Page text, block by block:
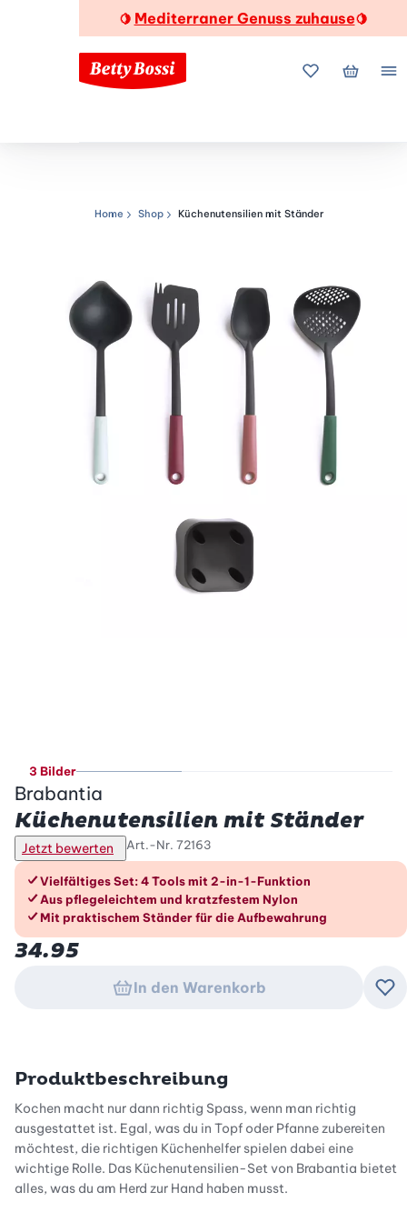
🍋 Mediterraner Genuss zuhause🍋
MeineMein
Navigationspfad
Home Shop Küchenutensilien mit Ständer
3 Bilder
Brabantia
Küchenutensilien mit Ständer
Jetzt bewerten Art.-Nr. 72163
Die Vorteile im Überblick
Vielfältiges Set: 4 Tools mit 2-in-1-Funktion
Aus pflegeleichtem und kratzfestem Nylon
Mit praktischem Ständer für die Aufbewahrung
34.95
In den Warenkorb
Produktbeschreibung
Kochen macht nur dann richtig Spass, wenn man richtig
ausgestattet ist. Egal, was du in Topf oder Pfanne zubereiten
möchtest, die richtigen Küchenhelfer spielen dabei eine
wichtige Rolle. Das Küchenutensilien-Set von Brabantia bietet
alles, was du am Herd zur Hand haben musst.